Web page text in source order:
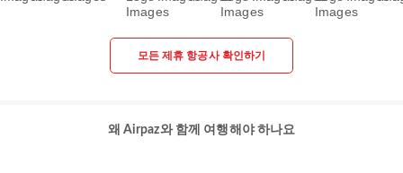
모든 제휴 항공사 확인하기
왜 Airpaz와 함께 여행해야 하나요